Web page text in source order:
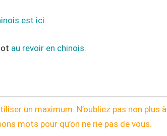
est ici.
au revoir en chinois.
un maximum. N’oubliez pas non plus à
mots pour qu’on ne rie pas de vous.